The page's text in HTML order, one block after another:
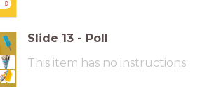
D
Slide 13 - Poll
This item has no instructions